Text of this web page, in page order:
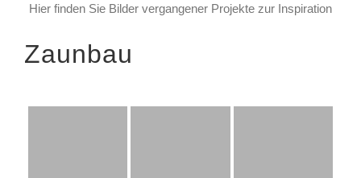
Hier finden Sie Bilder vergangener Projekte zur Inspiration
Zaunbau